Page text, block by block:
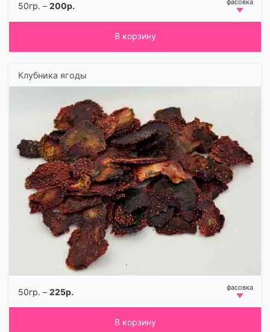
50гр. – 200р.
В корзину
Клубника ягоды
50гр. – 225р.
В корзину